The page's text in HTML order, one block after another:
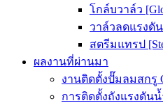
โกล์บวาล์ว
วาล์วลดแรงดัน
สตรีมแทรป
ผลงานที่ผ่านมา
งานติดตั้งปั๊มลมสกรู
การติดตั้งถังแรงดันน้ำ